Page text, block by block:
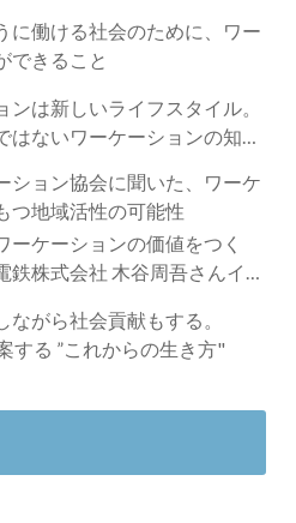
に働ける社会のために、ワー
できること
ンは新しいライフスタイル。
はないワーケーションの知ら
ション協会に聞いた、ワーケ
つ地域活性の可能性
ーケーションの価値をつく
鉄株式会社 木谷周吾さんイン
ながら社会貢献もする。
する ”これからの生き方"